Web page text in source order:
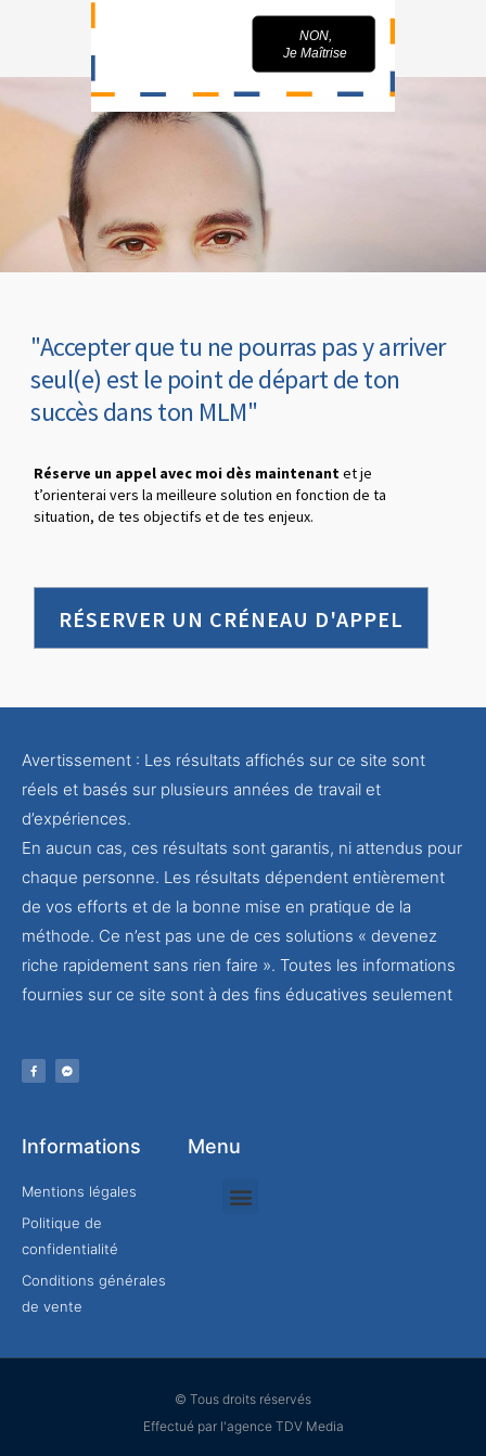
"Accepter que tu ne pourras pas y arriver
seul(e) est le point de départ de ton
succès dans ton MLM"
Réserve un appel avec moi dès maintenantet je
t’orienterai vers la meilleure solution en fonction de ta
situation, de tes objectifs et de tes enjeux.
RÉSERVER UN CRÉNEAU D'APPEL
Avertissement : Les résultats affichés sur ce site sont
réels et basés sur plusieurs années de travail et
d’expériences.
En aucun cas, ces résultats sont garantis, ni attendus pour
chaque personne. Les résultats dépendent entièrement
de vos efforts et de la bonne mise en pratique de la
méthode. Ce n’est pas une de ces solutions « devenez
riche rapidement sans rien faire ». Toutes les informations
fournies sur ce site sont à des fins éducatives seulement
Informations
Mentions légales
Politique de
confidentialité
Conditions générales
de vente
Menu
© Tous droits réservés
Effectué par l'agence TDV Media
NON,
Je Maîtrise